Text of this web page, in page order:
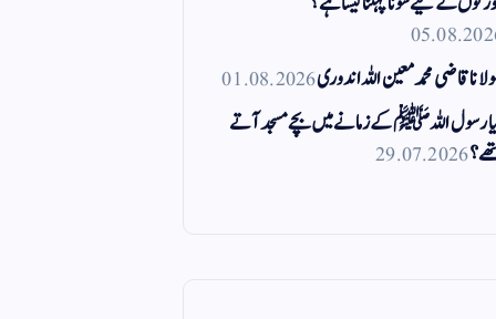
قاضی محمد معین اللہ اندوری01.08.2026
رسول اللہ ﷺ کے زمانے میں بچے مسجد آتے
29.07.2026